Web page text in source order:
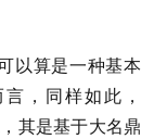
以算是一种基本
，同样如此，
其是基于大名鼎